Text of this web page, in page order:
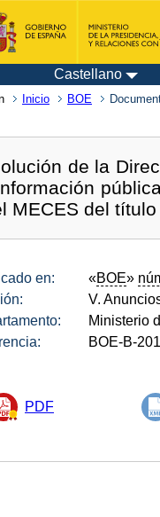
Castellano
Inicio BOE
de la
MECES del
en: «BOE»
V.
Ministerio
BOE-B-
PDF